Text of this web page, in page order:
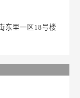
东里一区18号楼